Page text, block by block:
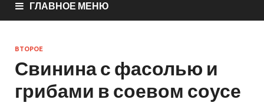
ГЛАВНОЕ МЕНЮ
ВТОРОЕ
Свинина с фасолью и
грибами в соевом соусе